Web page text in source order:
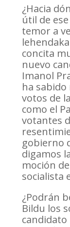
¿Hacia
útil de
temor a
concita
nuevo
Imanol
ha
votos de
como el
votantes
gobierno
digamos
moción
socialista
¿Podrán
Bildu los
candidato